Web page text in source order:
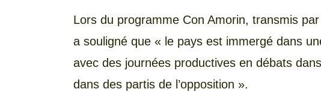
Lors du programme Con Amorin, transmis
a souligné que « le pays est immergé dans
avec des journées productives en débats
dans des partis de l’opposition ».